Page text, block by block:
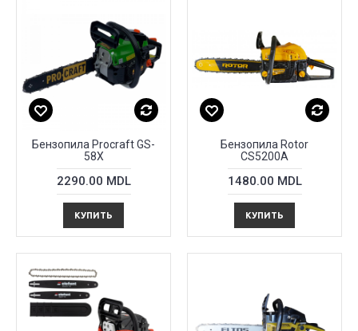
Бензопила Procraft GS-
58X
2290.00 MDL
КУПИТЬ
Бензопила Rotor
CS5200A
1480.00 MDL
КУПИТЬ